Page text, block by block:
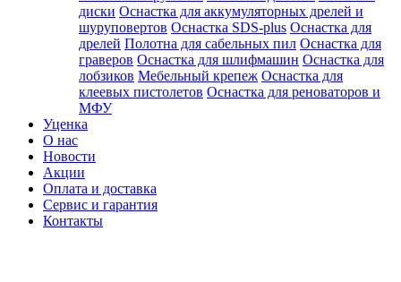
диски Оснастка для аккумуляторных дрелей и
шуруповертов Оснастка SDS-plus Оснастка для
дрелей Полотна для сабельных пил Оснастка для
граверов Оснастка для шлифмашин Оснастка для
лобзиков Мебельный крепеж Оснастка для
клеевых пистолетов Оснастка для реноваторов и
МФУ
Уценка
О нас
Новости
Акции
Оплата и доставка
Сервис и гарантия
Контакты